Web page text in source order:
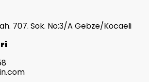
707. Sok. No:3/A Gebze/Kocaeli